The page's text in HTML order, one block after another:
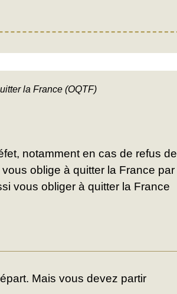
la France (OQTF)
notamment en cas de refus de
oblige à quitter la France par
vous obliger à quitter la France
Mais vous devez partir